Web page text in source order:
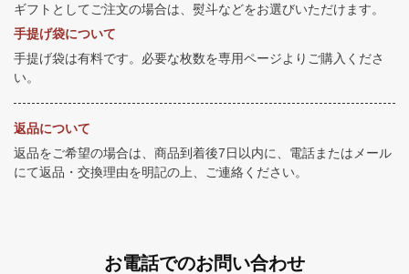
ギフトとしてご注文の場合は、熨斗などをお選びいただけます。
手提げ袋について
手提げ袋は有料です。必要な枚数を専用ページよりご購入くださ
い。
返品について
返品をご希望の場合は、商品到着後7日以内に、電話またはメール
にて返品・交換理由を明記の上、ご連絡ください。
お電話でのお問い合わせ